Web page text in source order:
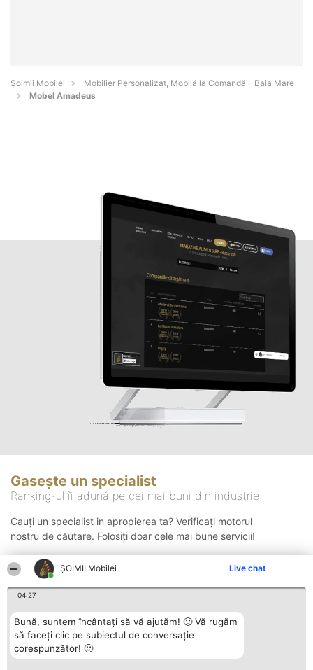
ȘOIMII Mobilei Live chat
04:27
Bună, suntem încântați să vă ajutăm! 🙂 Vă rugăm
să faceți clic pe subiectul de conversație
corespunzător! 🙂
Șoimii Mobilei
Mobilier Personalizat, Mobilă la Comandă - Baia Mare
Mobel Amadeus
Gasește un specialist
Ranking-ul îi adună pe cei mai buni din industrie
Cauți un specialist in apropierea ta? Verificați motorul
nostru de căutare. Folosiți doar cele mai bune servicii!